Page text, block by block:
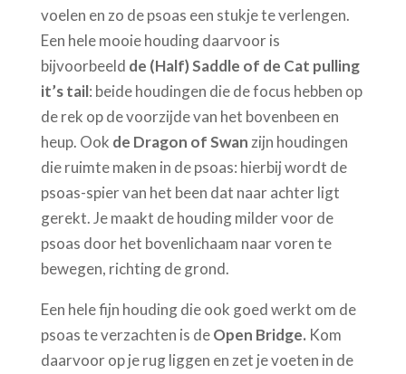
voelen en zo de psoas een stukje te verlengen.
Een hele mooie houding daarvoor is
bijvoorbeeld de (Half) Saddle of de Cat pulling
it’s tail: beide houdingen die de focus hebben op
de rek op de voorzijde van het bovenbeen en
heup. Ook de Dragon of Swan zijn houdingen
die ruimte maken in de psoas: hierbij wordt de
psoas-spier van het been dat naar achter ligt
gerekt. Je maakt de houding milder voor de
psoas door het bovenlichaam naar voren te
bewegen, richting de grond.
Een hele fijn houding die ook goed werkt om de
psoas te verzachten is deOpen Bridge. Kom
daarvoor op je rug liggen en zet je voeten in de